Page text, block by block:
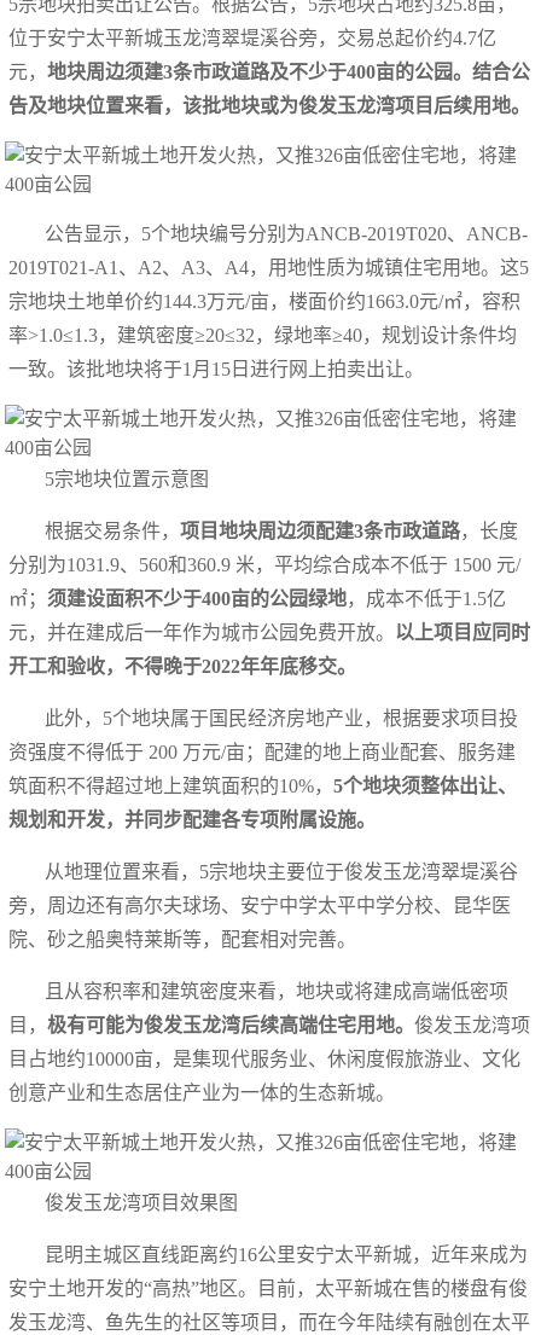
5宗地块拍卖出让公告。根据公告，5宗地块占地约325.8亩，
位于安宁太平新城玉龙湾翠堤溪谷旁，交易总起价约4.7亿
元，地块周边须建3条市政道路及不少于400亩的公园。结合公
告及地块位置来看，该批地块或为俊发玉龙湾项目后续用地。
公告显示，5个地块编号分别为ANCB-2019T020、ANCB-
2019T021-A1、A2、A3、A4，用地性质为城镇住宅用地。这5
宗地块土地单价约144.3万元/亩，楼面价约1663.0元/㎡，容积
率>1.0≤1.3，建筑密度≥20≤32，绿地率≥40，规划设计条件均
一致。该批地块将于1月15日进行网上拍卖出让。
5宗地块位置示意图
根据交易条件，项目地块周边须配建3条市政道路，长度
分别为1031.9、560和360.9 米，平均综合成本不低于 1500 元/
㎡； 须建设面积不少于400亩的公园绿地，成本不低于1.5亿
元，并在建成后一年作为城市公园免费开放。 以上项目应同时
开工和验收，不得晚于2022年年底移交。
此外，5个地块属于国民经济房地产业，根据要求项目投
资强度不得低于 200 万元/亩；配建的地上商业配套、服务建
筑面积不得超过地上建筑面积的10%，5个地块须整体出让、
规划和开发，并同步配建各专项附属设施。
从地理位置来看，5宗地块主要位于俊发玉龙湾翠堤溪谷
旁，周边还有高尔夫球场、安宁中学太平中学分校、昆华医
院、砂之船奥特莱斯等，配套相对完善。
且从容积率和建筑密度来看，地块或将建成高端低密项
目，极有可能为俊发玉龙湾后续高端住宅用地。俊发玉龙湾项
目占地约10000亩，是集现代服务业、休闲度假旅游业、文化
创意产业和生态居住产业为一体的生态新城。
俊发玉龙湾项目效果图
昆明主城区直线距离约16公里安宁太平新城，近年来成为
安宁土地开发的“高热”地区。目前，太平新城在售的楼盘有俊
发玉龙湾、鱼先生的社区等项目，而在今年陆续有融创在太平